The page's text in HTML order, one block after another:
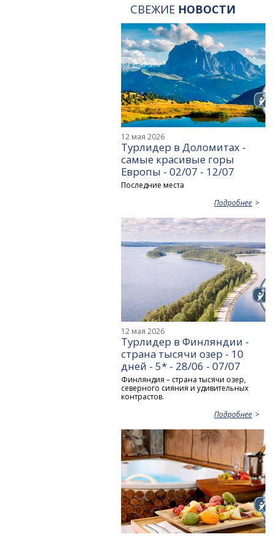
СВЕЖИЕ НОВОСТИ
12 мая 2026
Турлидер в Доломитах -
самые красивые горы
Европы - 02/07 - 12/07
Последние места
Подробнее
12 мая 2026
Турлидер в Финляндии -
страна тысячи озер - 10
дней - 5* - 28/06 - 07/07
Финляндия – страна тысячи озер,
северного сияния и удивительных
контрастов.
Подробнее